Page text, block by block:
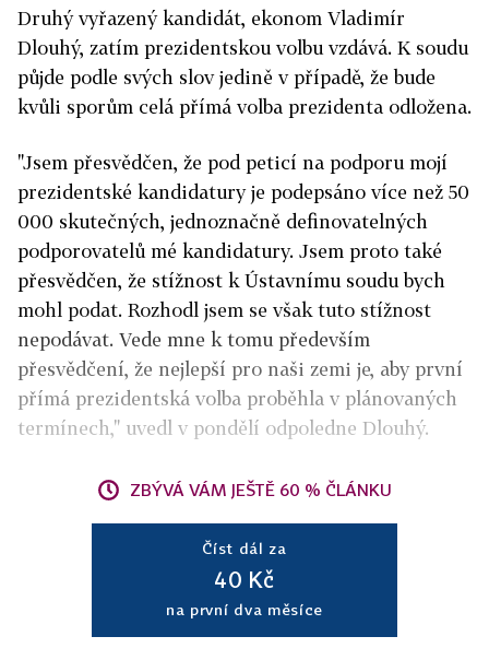
Druhý vyřazený kandidát, ekonom Vladimír
Dlouhý, zatím prezidentskou volbu vzdává. K soudu
půjde podle svých slov jedině v případě, že bude
kvůli sporům celá přímá volba prezidenta odložena.
"Jsem přesvědčen, že pod peticí na podporu mojí
prezidentské kandidatury je podepsáno více než 50
000 skutečných, jednoznačně definovatelných
podporovatelů mé kandidatury. Jsem proto také
přesvědčen, že stížnost k Ústavnímu soudu bych
mohl podat. Rozhodl jsem se však tuto stížnost
nepodávat. Vede mne k tomu především
přesvědčení, že nejlepší pro naši zemi je, aby první
přímá prezidentská volba proběhla v plánovaných
termínech," uvedl v pondělí odpoledne Dlouhý.
ZBÝVÁ VÁM JEŠTĚ 60 % ČLÁNKU
Číst dál za
40 Kč
na první dva měsíce